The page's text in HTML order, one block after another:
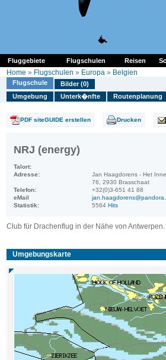
Fluggebiete Flugschulen Reisen
Home » Flugschulen » Europa » Belgien
Flugschule
Bilder (0)
Umgebung
Unterk�nfte Routenplanung
PDF siteGUIDE erstellen Drucken
NRJ (energy)
Talort:
Adresse:
Jan Haagdorens - Het
76, 2930 Brasschaat
Telefon:
+32(0)3-651 41 88
eMail
Statistik:
5564 Hits
Club für Drachenflug in der Nähe von Antwerpen.
Umgebungskarte